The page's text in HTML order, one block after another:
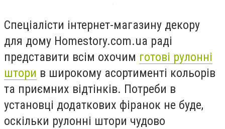
Спеціалісти інтернет-магазину декору
для дому Homestory.com.ua раді
представити всім охочим готові рулонні
штори в широкому асортименті кольорів
та приємних відтінків. Потреби в
установці додаткових фіранок не буде,
оскільки рулонні штори чудово